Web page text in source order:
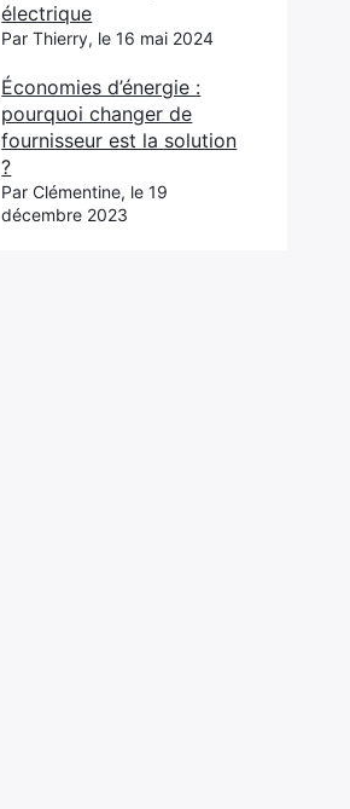
électrique
Par Thierry, le 16 mai 2024
Économies d’énergie :
pourquoi changer de
fournisseur est la solution
?
Par Clémentine, le 19
décembre 2023